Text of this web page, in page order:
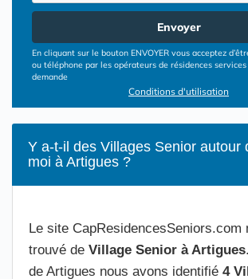
Envoyer
En cliquant sur le bouton ENVOYER vous acceptez
ou téléphone par les opérateurs de résidences
demande
Conditions d'utilisation
Y a-t-il des Villages Senior autour
moi à Artigues ?
Le site CapResidencesSeniors.com
trouvé de Village Senior à Artigues
de Artigues nous avons identifié 4